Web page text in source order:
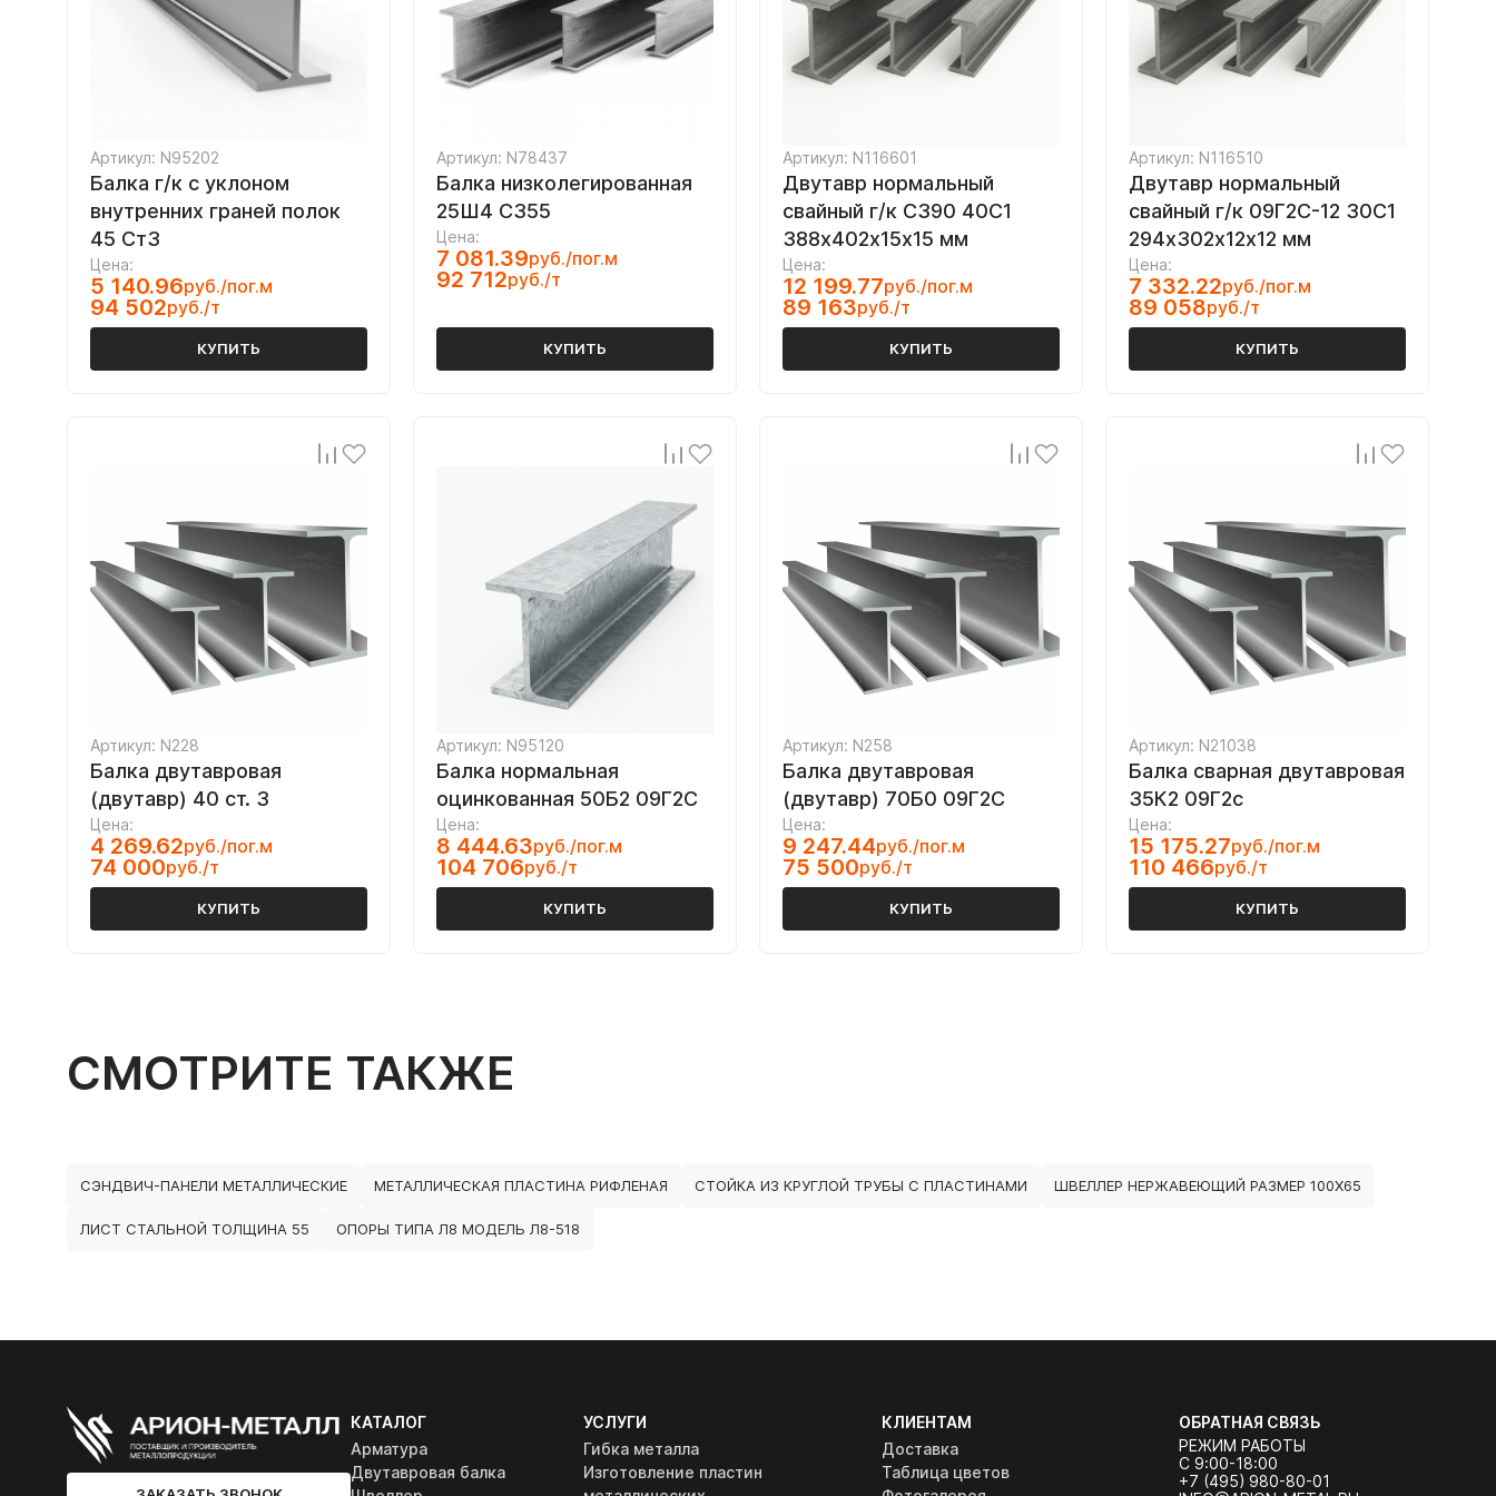
Артикул: N95202
Балка г/к с уклоном
внутренних граней полок
45 Ст3
Цена:
5 140.96руб./пог.м
94 502руб./т
КУПИТЬ
Артикул: N78437
Балка низколегированная
25Ш4 С355
Цена:
7 081.39руб./пог.м
92 712руб./т
КУПИТЬ
Артикул: N116601
Двутавр нормальный
свайный г/к С390 40С1
388х402х15х15 мм
Цена:
12 199.77руб./пог.м
89 163руб./т
КУПИТЬ
Артикул: N116510
Двутавр нормальный
свайный г/к 09Г2С-12 30С1
294х302х12х12 мм
Цена:
7 332.22руб./пог.м
89 058руб./т
КУПИТЬ
Артикул: N228
Балка двутавровая
(двутавр) 40 ст. 3
Цена:
4 269.62руб./пог.м
74 000руб./т
КУПИТЬ
Артикул: N95120
Балка нормальная
оцинкованная 50Б2 09Г2С
Цена:
8 444.63руб./пог.м
104 706руб./т
КУПИТЬ
Артикул: N258
Балка двутавровая
(двутавр) 70Б0 09Г2С
Цена:
9 247.44руб./пог.м
75 500руб./т
КУПИТЬ
Артикул: N21038
Балка сварная двутавровая
35К2 09Г2с
Цена:
15 175.27руб./пог.м
110 466руб./т
КУПИТЬ
СМОТРИТЕ ТАКЖЕ
СЭНДВИЧ-ПАНЕЛИ МЕТАЛЛИЧЕСКИЕ МЕТАЛЛИЧЕСКАЯ ПЛАСТИНА РИФЛЕНАЯ СТОЙКА ИЗ КРУГЛОЙ ТРУБЫ С ПЛАСТИНАМИ ШВЕЛЛЕР НЕРЖАВЕЮЩИЙ РАЗМЕР 100Х65
ЛИСТ СТАЛЬНОЙ ТОЛЩИНА 55 ОПОРЫ ТИПА Л8 МОДЕЛЬ Л8-518
КАТАЛОГ
Арматура
Двутавровая балка
УСЛУГИ
Гибка металла
Изготовление пластин
КЛИЕНТАМ
Доставка
Таблица цветов
ОБРАТНАЯ СВЯЗЬ
РЕЖИМ РАБОТЫ
С 9:00-18:00
+7 (495) 980-80-01